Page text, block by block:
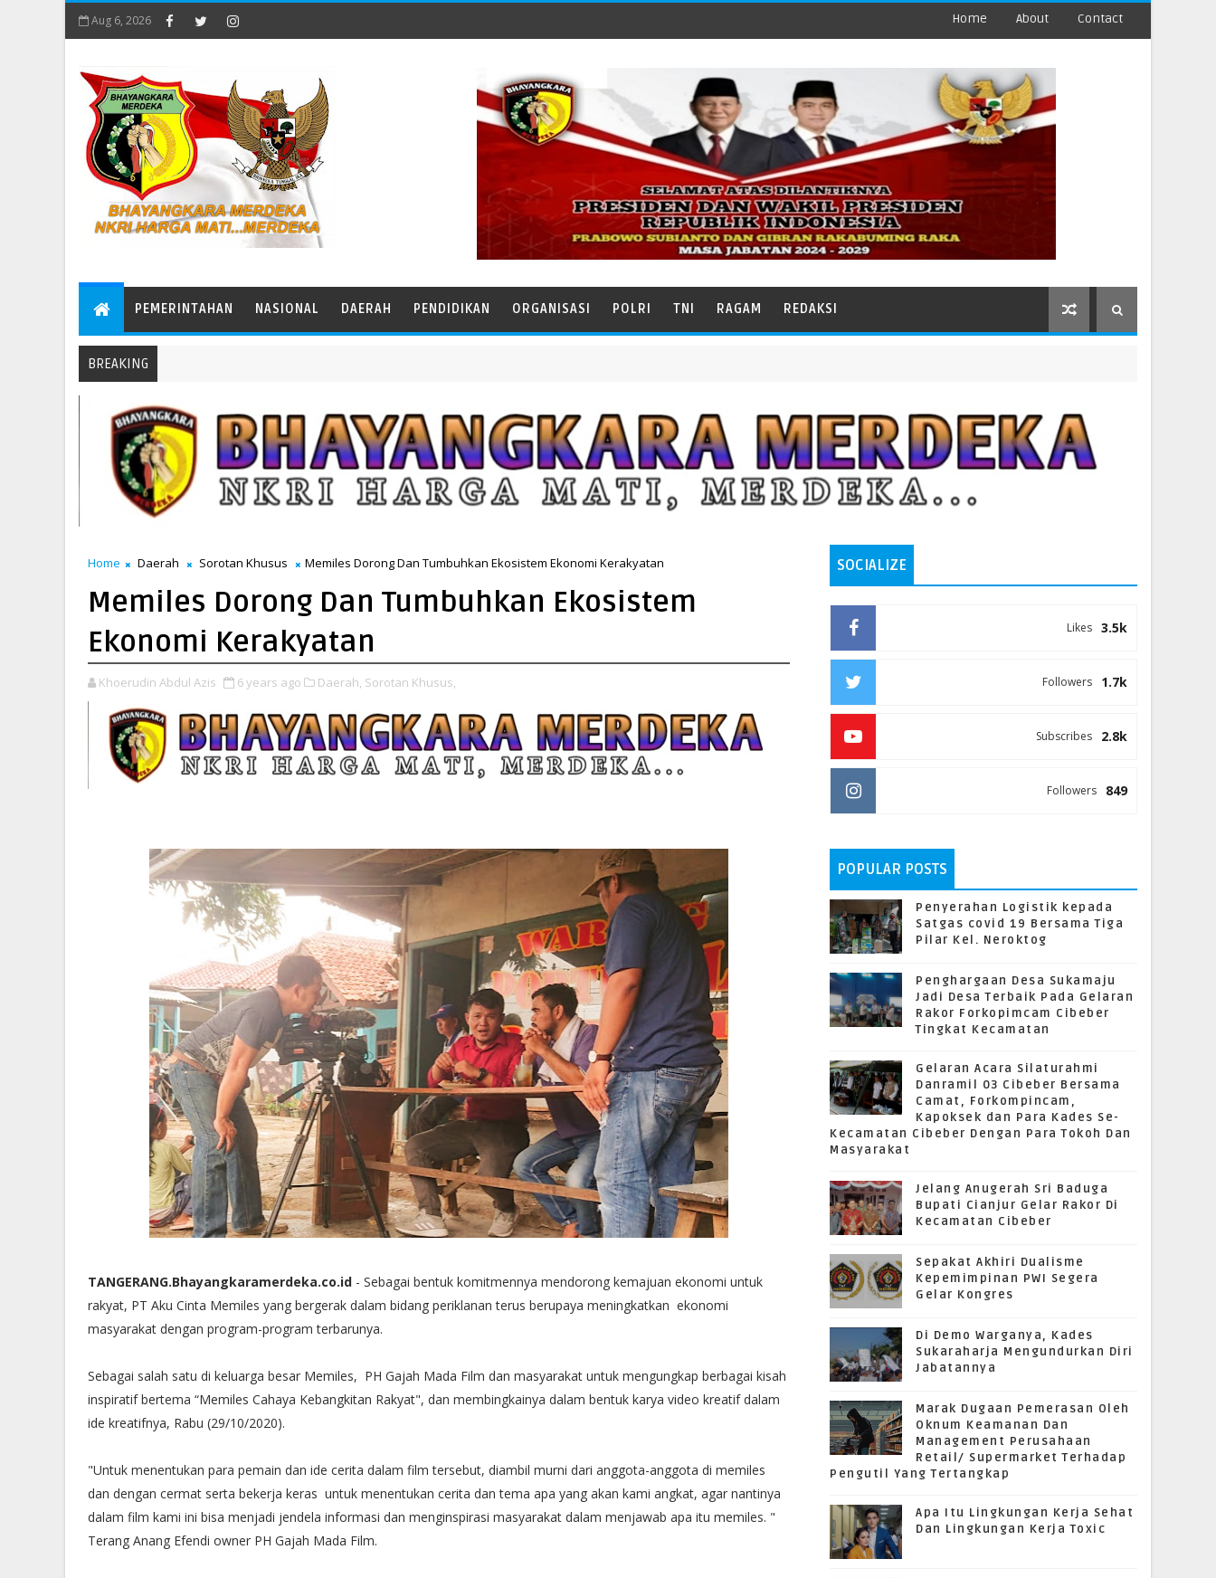
Aug 6, 2026 Home About Contact
PEMERINTAHAN NASIONAL DAERAH PENDIDIKAN ORGANISASI POLRI TNI RAGAM REDAKSI
BREAKING
Home Daerah Sorotan Khusus Memiles Dorong Dan Tumbuhkan Ekosistem Ekonomi Kerakyatan
Memiles Dorong Dan Tumbuhkan Ekosistem
Ekonomi Kerakyatan
Khoerudin Abdul Azis 6 years ago Daerah, Sorotan Khusus,
TANGERANG.Bhayangkaramerdeka.co.id - Sebagai bentuk komitmennya mendorong kemajuan ekonomi untuk
rakyat, PT Aku Cinta Memiles yang bergerak dalam bidang periklanan terus berupaya meningkatkan ekonomi
masyarakat dengan program-program terbarunya.
Sebagai salah satu di keluarga besar Memiles, PH Gajah Mada Film dan masyarakat untuk mengungkap berbagai kisah
inspiratif bertema “Memiles Cahaya Kebangkitan Rakyat", dan membingkainya dalam bentuk karya video kreatif dalam
ide kreatifnya, Rabu (29/10/2020).
"Untuk menentukan para pemain dan ide cerita dalam film tersebut, diambil murni dari anggota-anggota di memiles
dan dengan cermat serta bekerja keras untuk menentukan cerita dan tema apa yang akan kami angkat, agar nantinya
dalam film kami ini bisa menjadi jendela informasi dan menginspirasi masyarakat dalam menjawab apa itu memiles. "
Terang Anang Efendi owner PH Gajah Mada Film.
SOCIALIZE
3.5k
Likes
1.7k
Followers
2.8k
Subscribes
849
Followers
POPULAR POSTS
Penyerahan Logistik kepada
Satgas covid 19 Bersama Tiga
Pilar Kel. Neroktog
Penghargaan Desa Sukamaju
Jadi Desa Terbaik Pada Gelaran
Rakor Forkopimcam Cibeber
Tingkat Kecamatan
Gelaran Acara Silaturahmi
Danramil 03 Cibeber Bersama
Camat, Forkompincam,
Kapoksek dan Para Kades Se-
Kecamatan Cibeber Dengan Para Tokoh Dan
Masyarakat
Jelang Anugerah Sri Baduga
Bupati Cianjur Gelar Rakor Di
Kecamatan Cibeber
Sepakat Akhiri Dualisme
Kepemimpinan PWI Segera
Gelar Kongres
Di Demo Warganya, Kades
Sukaraharja Mengundurkan Diri
Jabatannya
Marak Dugaan Pemerasan Oleh
Oknum Keamanan Dan
Management Perusahaan
Retail/ Supermarket Terhadap
Pengutil Yang Tertangkap
Apa Itu Lingkungan Kerja Sehat
Dan Lingkungan Kerja Toxic